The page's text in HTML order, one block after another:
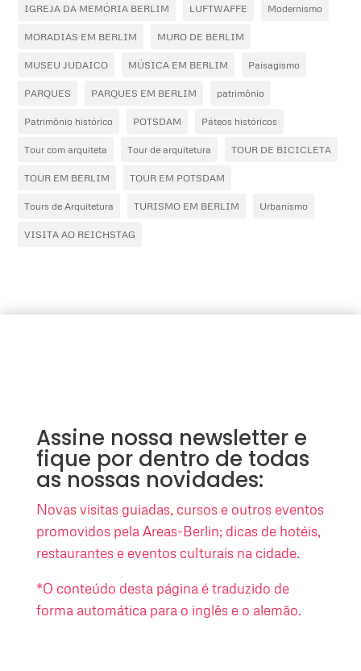
IGREJA DA MEMÓRIA BERLIM LUFTWAFFE Modernismo
MORADIAS EM BERLIM MURO DE BERLIM
MUSEU JUDAICO MÚSICA EM BERLIM Paisagismo
PARQUES PARQUES EM BERLIM patrimônio
Patrimônio histórico POTSDAM Páteos históricos
Tour com arquiteta Tour de arquitetura TOUR DE BICICLETA
TOUR EM BERLIM TOUR EM POTSDAM
Tours de Arquitetura TURISMO EM BERLIM Urbanismo
VISITA AO REICHSTAG
Assine nossa newsletter e
fique por dentro de todas
as nossas novidades:
Novas visitas guiadas, cursos e outros eventos
promovidos pela Areas-Berlin; dicas de hotéis,
restaurantes e eventos culturais na cidade.
*O conteúdo desta página é traduzido de
forma automática para o inglês e o alemão.